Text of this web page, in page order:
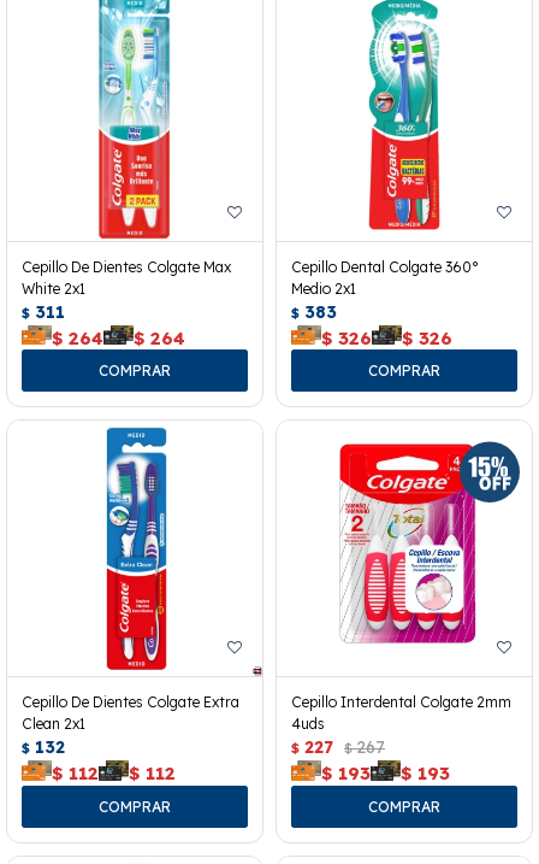
Cepillo De Dientes Colgate Max
White 2x1
$ 311
$ 264 $ 264
Cepillo Dental Colgate 360°
Medio 2x1
$ 383
$ 326 $ 326
Cepillo De Dientes Colgate Extra
Clean 2x1
$ 132
$ 112 $ 112
Cepillo Interdental Colgate 2mm
4uds
$ 227 $ 267
$ 193 $ 193